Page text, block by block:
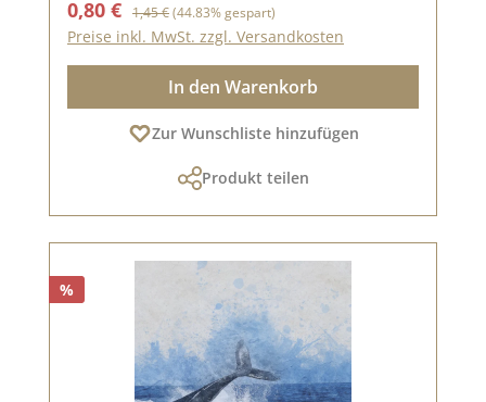
Verkaufspreis:
0,80 € Regulärer Preis:
1,45 €(44.83% gespart)
Preise inkl. MwSt. zzgl. Versandkosten
In den Warenkorb
Zur Wunschliste hinzufügen
Produkt teilen
%